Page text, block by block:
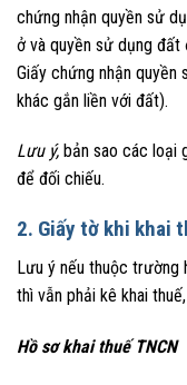
chứng nhận quyền sử
ở và quyền sử dụng đất
Giấy chứng nhận quyền
khác gắn liền với đất).
Lưu ý, bản sao các loại
để đối chiếu.
2. Giấy tờ khi khai
Lưu ý nếu thuộc trường
thì vẫn phải kê khai
Hồ sơ khai thuế TNCN